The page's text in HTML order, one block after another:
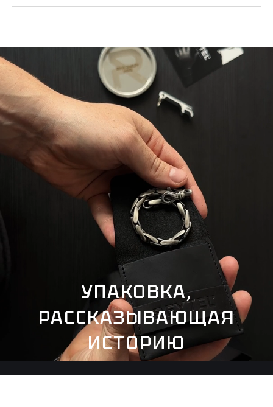
УПАКОВКА,
РАССКАЗЫВАЮЩАЯ
ИСТОРИЮ